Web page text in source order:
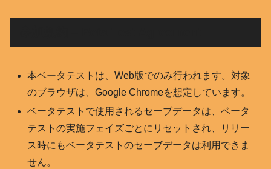
本ベータテストは、Web版でのみ行われます。対象
のブラウザは、Google Chromeを想定しています。
ベータテストで使用されるセーブデータは、ベータ
テストの実施フェイズごとにリセットされ、リリー
ス時にもベータテストのセーブデータは利用できま
せん。